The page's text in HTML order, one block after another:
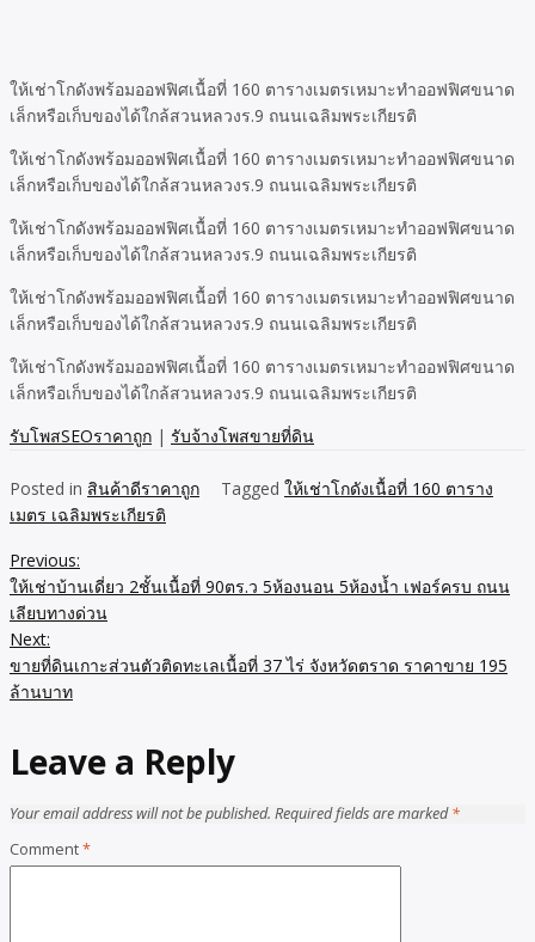
ให้เช่าโกดังพร้อมออฟฟิศเนื้อที่ 160 ตารางเมตรเหมาะทำออฟฟิศขนาด
เล็กหรือเก็บของได้ใกล้สวนหลวงร.9 ถนนเฉลิมพระเกียรติ
ให้เช่าโกดังพร้อมออฟฟิศเนื้อที่ 160 ตารางเมตรเหมาะทำออฟฟิศขนาด
เล็กหรือเก็บของได้ใกล้สวนหลวงร.9 ถนนเฉลิมพระเกียรติ
ให้เช่าโกดังพร้อมออฟฟิศเนื้อที่ 160 ตารางเมตรเหมาะทำออฟฟิศขนาด
เล็กหรือเก็บของได้ใกล้สวนหลวงร.9 ถนนเฉลิมพระเกียรติ
ให้เช่าโกดังพร้อมออฟฟิศเนื้อที่ 160 ตารางเมตรเหมาะทำออฟฟิศขนาด
เล็กหรือเก็บของได้ใกล้สวนหลวงร.9 ถนนเฉลิมพระเกียรติ
ให้เช่าโกดังพร้อมออฟฟิศเนื้อที่ 160 ตารางเมตรเหมาะทำออฟฟิศขนาด
เล็กหรือเก็บของได้ใกล้สวนหลวงร.9 ถนนเฉลิมพระเกียรติ
รับโพสSEOราคาถูก | รับจ้างโพสขายที่ดิน
Posted in สินค้าดีราคาถูก Tagged ให้เช่าโกดังเนื้อที่ 160 ตาราง
เมตร เฉลิมพระเกียรติ
Post
navigation
Previous:
ให้เช่าบ้านเดี่ยว 2ชั้นเนื้อที่ 90ตร.ว 5ห้องนอน 5ห้องน้ำ เฟอร์ครบ ถนน
เลียบทางด่วน
Next:
ขายที่ดินเกาะส่วนตัวติดทะเลเนื้อที่ 37 ไร่ จังหวัดตราด ราคาขาย 195
ล้านบาท
Leave a Reply
Your email address will not be published. Required fields are marked*
Comment*